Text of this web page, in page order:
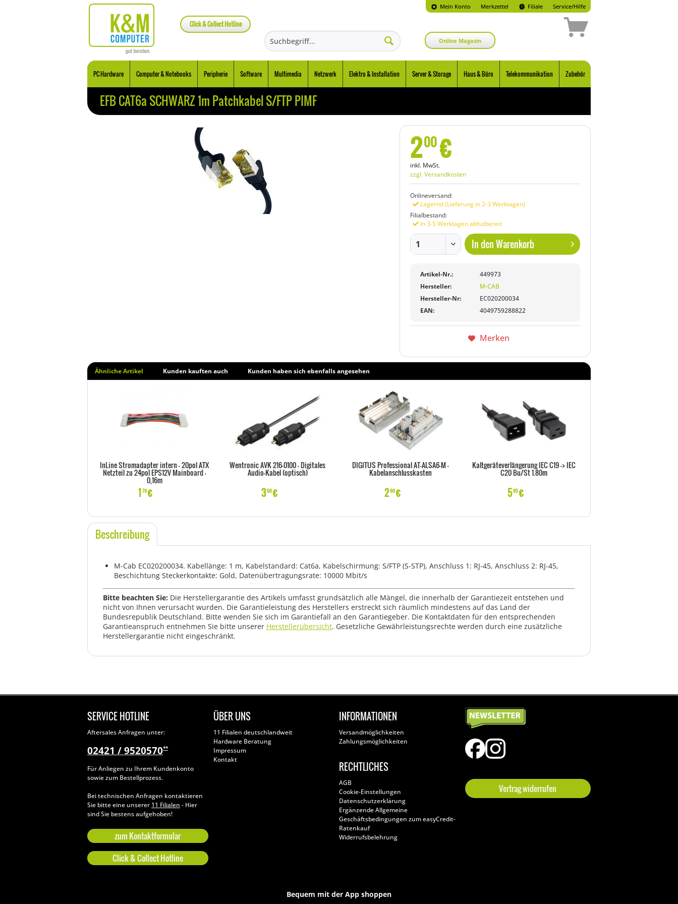
Mein Konto Merkzettel
Click & Collect Hotline
Filiale Service/Hilfe
Online Magazin
PC Hardware Computer & Notebooks Peripherie Software Multimedia Netzwerk Elektro & Installation Server & Storage Haus & Büro Telekommunikation Zubehör
EFB CAT6a SCHWARZ 1m Patchkabel S/FTP PIMF
200€
inkl. MwSt.
zzgl. Versandkosten
Onlineversand:
Lagernd (Lieferung in 2-3 Werktagen)
Filialbestand:
In 3-5 Werktagen abholbereit
In denWarenkorb
Artikel-Nr.:
449973
Hersteller:
M-CAB
Hersteller-Nr:
EC020200034
EAN:
4049759288822
Merken
Ähnliche Artikel Kunden kauften auch Kunden haben sich ebenfalls angesehen
InLine Stromadapter intern - 20pol ATX
Netzteil zu 24pol EPS12V Mainboard -
0,16m
1 79€
Wentronic AVK 216-0100 - Digitales
Audio-Kabel (optisch)
300€
DIGITUS Professional AT-ALSA6-M -
Kabelanschlusskasten
290€
Kaltgeräteverlängerung IEC C19 -> IEC
C20 Bu/St 1.80m
595€
Beschreibung
M-Cab EC020200034. Kabellänge: 1 m, Kabelstandard: Cat6a, Kabelschirmung: S/FTP (S-STP), Anschluss 1: RJ-45, Anschluss 2: RJ-45,
Beschichtung Steckerkontakte: Gold, Datenübertragungsrate: 10000 Mbit/s
Bitte beachten Sie: Die Herstellergarantie des Artikels umfasst grundsätzlich alle Mängel, die innerhalb der Garantiezeit entstehen und
nicht von Ihnen verursacht wurden. Die Garantieleistung des Herstellers erstreckt sich räumlich mindestens auf das Land der
Bundesrepublik Deutschland. Bitte wenden Sie sich im Garantiefall an den Garantiegeber. Die Kontaktdaten für den entsprechenden
Garantieanspruch entnehmen Sie bitte unserer Herstellerübersicht. Gesetzliche Gewährleistungsrechte werden durch eine zusätzliche
Herstellergarantie nicht eingeschränkt.
SERVICE HOTLINE
Aftersales Anfragen unter:
02421 / 9520570**
Für Anliegen zu Ihrem Kundenkonto
sowie zum Bestellprozess.
Bei technischen Anfragen kontaktieren
Sie bitte eine unserer 11 Filialen - Hier
sind Sie bestens aufgehoben!
zum Kontaktformular
Click & Collect Hotline
ÜBER UNS
11 Filialen deutschlandweit
Hardware Beratung
Impressum
Kontakt
INFORMATIONEN
Versandmöglichkeiten
Zahlungsmöglichkeiten
RECHTLICHES
AGB
Cookie-Einstellungen
Datenschutzerklärung
Ergänzende Allgemeine
Geschäftsbedingungen zum easyCredit-
Ratenkauf
Widerrufsbelehrung
Vertrag widerrufen
Bequem mit der App shoppen